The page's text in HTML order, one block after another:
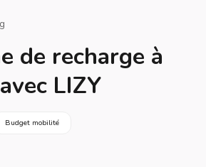
de recharge à
LIZY
Budget mobilité